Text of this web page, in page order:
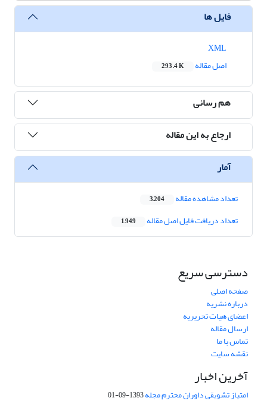
فایل ها
اصل مقاله
293.4 K
هم رسانی
ارجاع به این مقاله
آمار
تعداد مشاهده مقاله 3,204
تعداد دریافت فایل اصل مقاله 1,949
دسترسی سریع
صفحه اصلی
درباره نشریه
اعضای هیات تحریریه
ارسال مقاله
تماس با ما
نقشه سایت
آخرین اخبار
امتیاز تشویقی داوران محترم مجله1393-09-01